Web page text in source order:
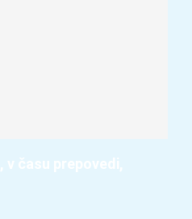
v času prepovedi,